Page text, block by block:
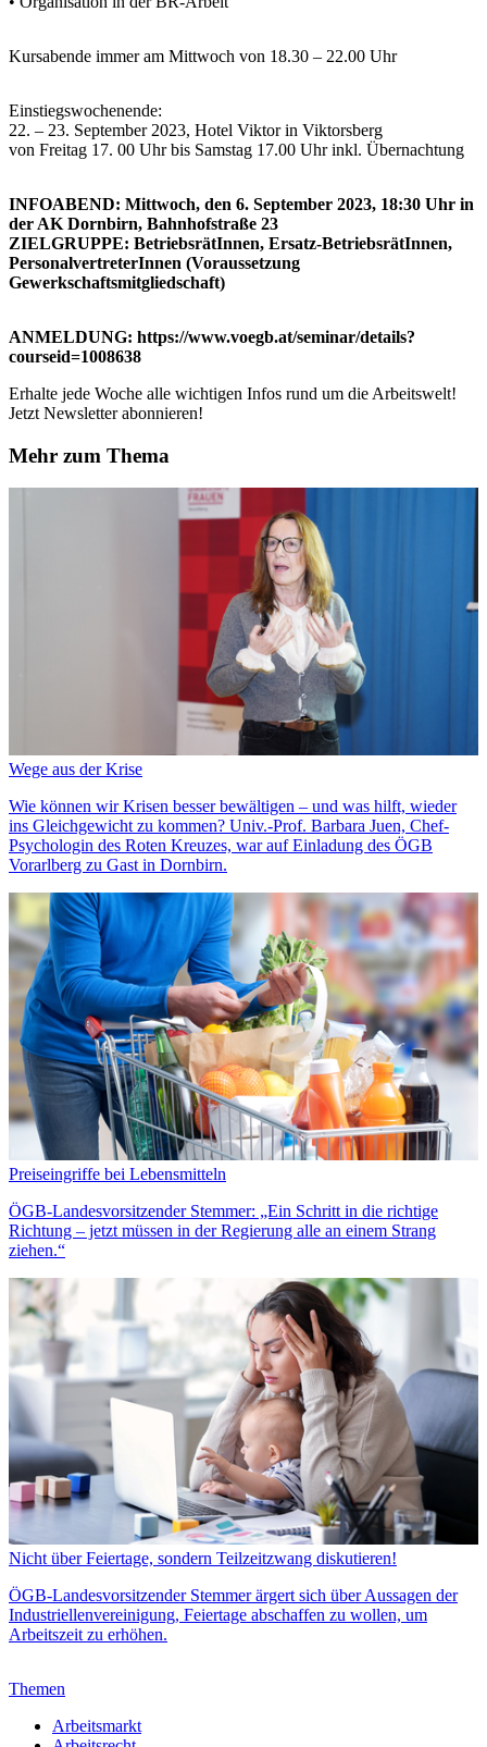
Kursabende immer am Mittwoch von 18.30 – 22.00 Uhr
Einstiegswochenende:
22. – 23. September 2023, Hotel Viktor in Viktorsberg
von Freitag 17. 00 Uhr bis Samstag 17.00 Uhr inkl. Übernachtung
INFOABEND: Mittwoch, den 6. September 2023, 18:30 Uhr in
der AK Dornbirn, Bahnhofstraße 23
ZIELGRUPPE: BetriebsrätInnen, Ersatz-BetriebsrätInnen,
PersonalvertreterInnen (Voraussetzung
Gewerkschaftsmitgliedschaft)
ANMELDUNG: https://www.voegb.at/seminar/details?
courseid=1008638
Erhalte jede Woche alle wichtigen Infos rund um die Arbeitswelt!
Jetzt Newsletter abonnieren!
Mehr zum Thema
Wege aus der Krise
Wie können wir Krisen besser bewältigen – und was hilft, wieder
ins Gleichgewicht zu kommen? Univ.-Prof. Barbara Juen, Chef-
Psychologin des Roten Kreuzes, war auf Einladung des ÖGB
Vorarlberg zu Gast in Dornbirn.
Preiseingriffe bei Lebensmitteln
ÖGB-Landesvorsitzender Stemmer: „Ein Schritt in die richtige
Richtung – jetzt müssen in der Regierung alle an einem Strang
ziehen.“
Nicht über Feiertage, sondern Teilzeitzwang diskutieren!
ÖGB-Landesvorsitzender Stemmer ärgert sich über Aussagen der
Industriellenvereinigung, Feiertage abschaffen zu wollen, um
Arbeitszeit zu erhöhen.
Themen
Arbeitsmarkt